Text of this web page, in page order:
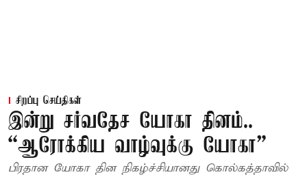
சிறப்பு செய்திகள்
இன்று சர்வதேச யோகா தினம்..
“ஆரோக்கிய வாழ்வுக்கு யோகா”
பிரதான யோகா தின நிகழ்ச்சியானது கொல்கத்தாவில்